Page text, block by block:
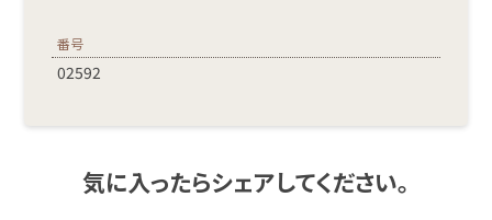
番号
02592
気に入ったらシェアしてください。